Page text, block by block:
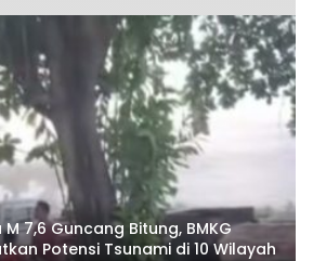
7,6 Guncang Bitung, BMKG
Potensi Tsunami di 10 Wilayah